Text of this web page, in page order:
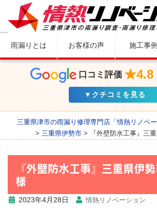
雨漏りとは お客様の声 施工事例
口コミ評価 ★4.8
▼クチコミを見る
三重県津市の雨漏り修理専門店「情熱リノベー
> 三重県伊勢市> 『外壁防水工事』三
『外壁防水工事』三重県伊
様
2023年4月28日 情熱リノベーション